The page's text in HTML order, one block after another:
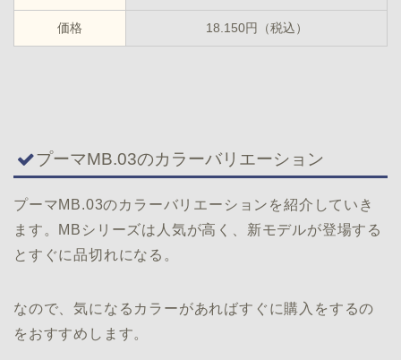
価格 18.150円（税込）
プーマMB.03のカラーバリエーション
プーマMB.03のカラーバリエーションを紹介していき
ます。MBシリーズは人気が高く、新モデルが登場する
とすぐに品切れになる。
なので、気になるカラーがあればすぐに購入をするの
をおすすめします。